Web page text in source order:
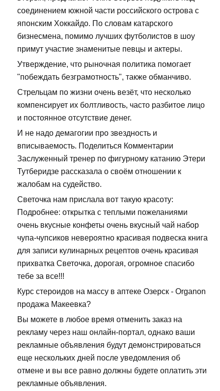
соединением южной части российского острова с
японским Хоккайдо. По словам катарского
бизнесмена, помимо лучших футболистов в шоу
примут участие знаменитые певцы и актеры.
Утверждение, что рыночная политика помогает
"побеждать безграмотность", также обманчиво.
Стрельцам по жизни очень везёт, что несколько
компенсирует их болтливость, часто разбитое лицо
и постоянное отсутствие денег.
И не надо демагогии про звездность и
вписываемость. Поделиться Комментарии
Заслуженный тренер по фигурному катанию Этери
Тутберидзе рассказала о своём отношении к
жалобам на судейство.
Светочка нам прислала вот такую красоту:
Подробнее: открытка с теплыми пожеланиями
очень вкусные конфеты очень вкусный чай набор
чупа-чупсиков невероятно красивая подвеска книга
для записи кулинарных рецептов очень красивая
прихватка Светочка, дорогая, огромное спасибо
тебе за все!!!
Курс стероидов на массу в аптеке Озерск - Organon
продажа Макеевка?
Вы можете в любое время отменить заказ на
рекламу через наш онлайн-портал, однако ваши
рекламные объявления будут демонстрироваться
еще нескольких дней после уведомления об
отмене и вы все равно должны будете оплатить эти
рекламные объявления.